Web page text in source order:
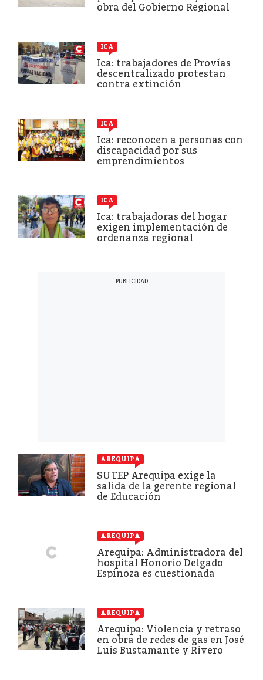
obra del Gobierno Regional
ICA
Ica: trabajadores de Provías
descentralizado protestan
contra extinción
ICA
Ica: reconocen a personas con
discapacidad por sus
emprendimientos
ICA
Ica: trabajadoras del hogar
exigen implementación de
ordenanza regional
AREQUIPA
SUTEP Arequipa exige la
salida de la gerente regional
de Educación
AREQUIPA
Arequipa: Administradora del
hospital Honorio Delgado
Espinoza es cuestionada
AREQUIPA
Arequipa: Violencia y retraso
en obra de redes de gas en José
Luis Bustamante y Rivero